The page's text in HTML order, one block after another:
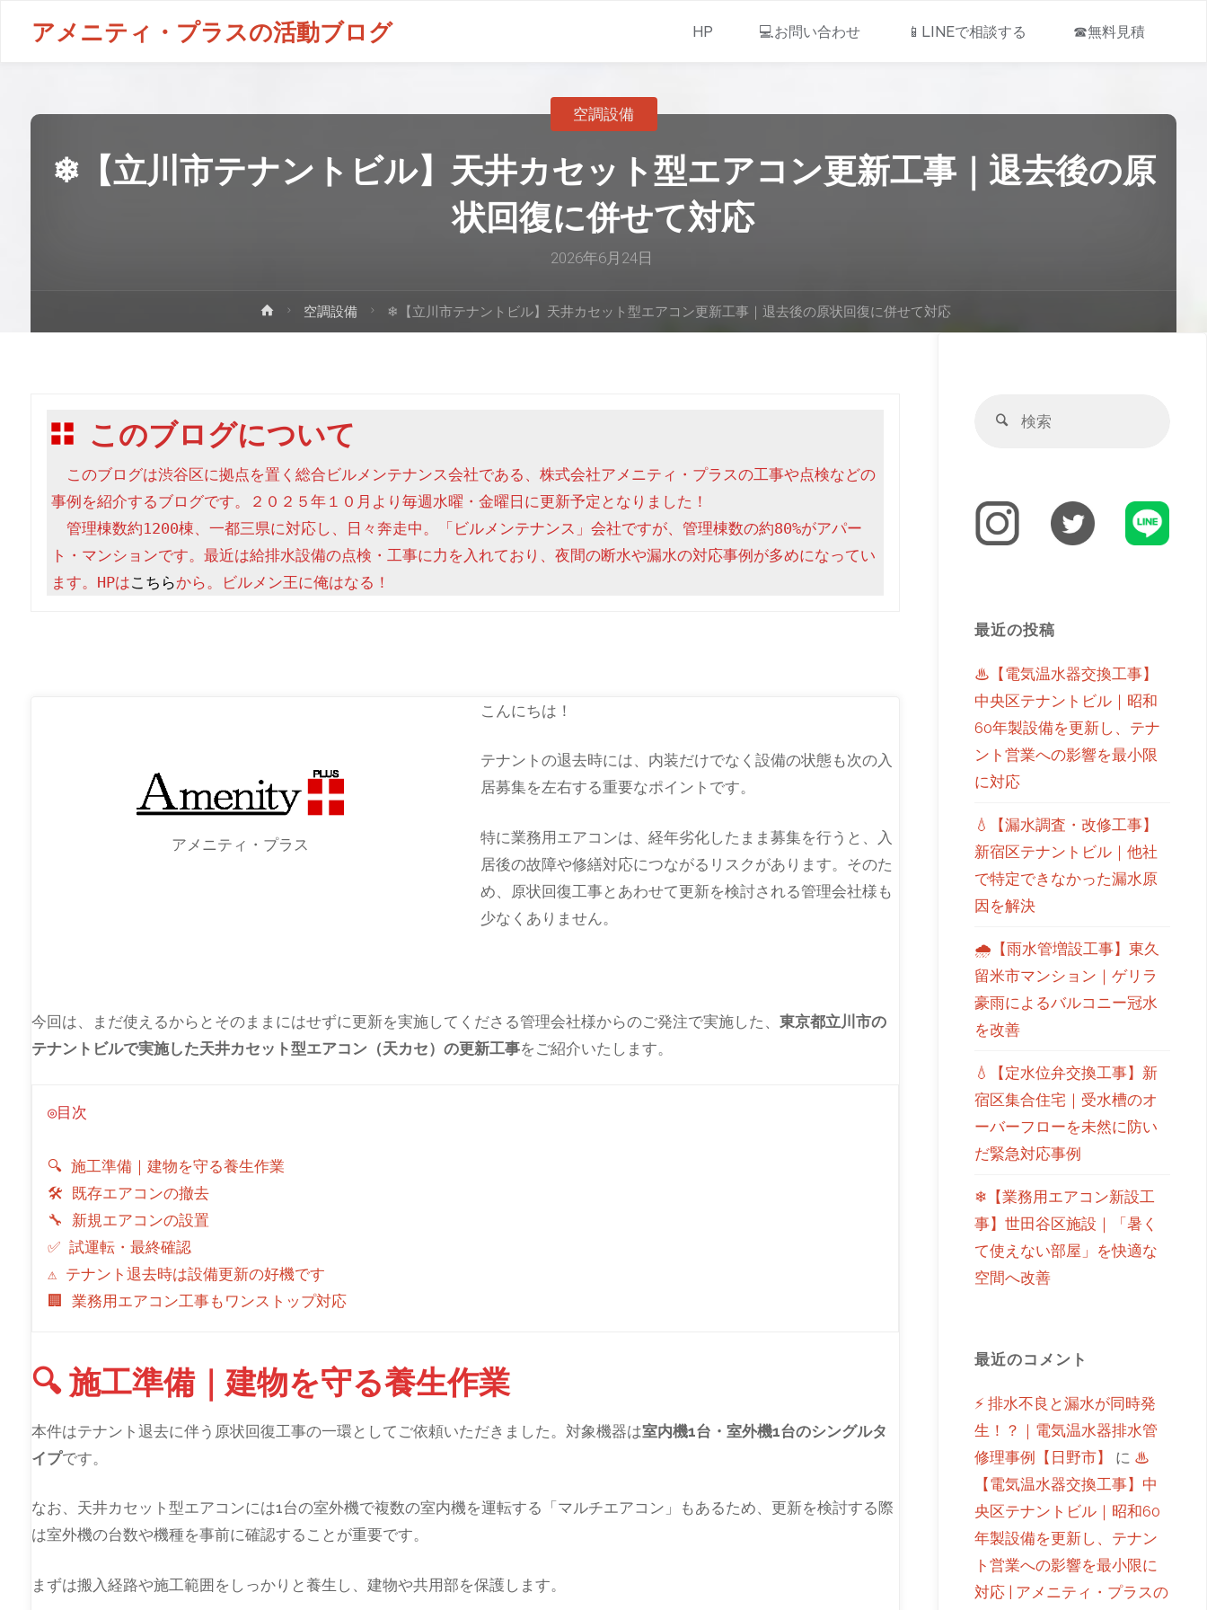
アメニティ・プラスの活動ブログ HP 💻お問い合わせ 📱LINEで相談する ☎無料見積
❄【立川市テナントビル】天井カセット型エアコン更新工事｜退去後の原
状回復に併せて対応
2026年6月24日
空調設備
空調設備 ❄【立川市テナントビル】天井カセット型エアコン更新工事｜退去後の原状回復に併せて対応
このブログについて
このブログは渋谷区に拠点を置く総合ビルメンテナンス会社である、株式会社アメニティ・プラスの工事や点検などの
事例を紹介するブログです。２０２５年１０月より毎週水曜・金曜日に更新予定となりました！
管理棟数約1200棟、一都三県に対応し、日々奔走中。「ビルメンテナンス」会社ですが、管理棟数の約80%がアパー
ト・マンションです。最近は給排水設備の点検・工事に力を入れており、夜間の断水や漏水の対応事例が多めになってい
ます。HPはこちらから。ビルメン王に俺はなる！
アメニティ・プラス
こんにちは！
テナントの退去時には、内装だけでなく設備の状態も次の入
居募集を左右する重要なポイントです。
特に業務用エアコンは、経年劣化したまま募集を行うと、入
居後の故障や修繕対応につながるリスクがあります。そのた
め、原状回復工事とあわせて更新を検討される管理会社様も
少なくありません。
今回は、まだ使えるからとそのままにはせずに更新を実施してくださる管理会社様からのご発注で実施した、 東京都立川市の
テナントビルで実施した天井カセット型エアコン（天カセ）の更新工事をご紹介いたします。
◎目次
🔍 施工準備｜建物を守る養生作業
🛠 既存エアコンの撤去
🔧 新規エアコンの設置
✅ 試運転・最終確認
⚠ テナント退去時は設備更新の好機です
🏢 業務用エアコン工事もワンストップ対応
🔍 施工準備｜建物を守る養生作業
本件はテナント退去に伴う原状回復工事の一環としてご依頼いただきました。対象機器は室内機1台・室外機1台のシングルタ
イプです。
なお、天井カセット型エアコンには1台の室外機で複数の室内機を運転する「マルチエアコン」もあるため、更新を検討する際
は室外機の台数や機種を事前に確認することが重要です。
まずは搬入経路や施工範囲をしっかりと養生し、建物や共用部を保護します。
最近の投稿
♨【電気温水器交換工事】
中央区テナントビル｜昭和
60年製設備を更新し、テナ
ント営業への影響を最小限
に対応
💧【漏水調査・改修工事】
新宿区テナントビル｜他社
で特定できなかった漏水原
因を解決
🌧【雨水管増設工事】東久
留米市マンション｜ゲリラ
豪雨によるバルコニー冠水
を改善
💧【定水位弁交換工事】新
宿区集合住宅｜受水槽のオ
ーバーフローを未然に防い
だ緊急対応事例
❄【業務用エアコン新設工
事】世田谷区施設｜「暑く
て使えない部屋」を快適な
空間へ改善
最近のコメント
⚡ 排水不良と漏水が同時発
生！？｜電気温水器排水管
修理事例【日野市】
に ♨
【電気温水器交換工事】中
央区テナントビル｜昭和60
年製設備を更新し、テナン
ト営業への影響を最小限に
対応 | アメニティ・プラスの